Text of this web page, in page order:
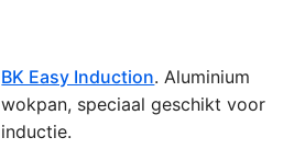
BK Easy Induction. Aluminium
wokpan, speciaal geschikt voor
inductie.